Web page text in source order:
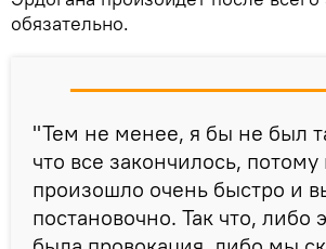
обязательно.
"Тем не менее, я бы не был
что все закончилось, потому
произошло очень быстро и
постановочно. Так что, либо